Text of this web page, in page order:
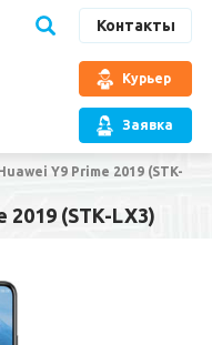
Контакты
Курьер
Заявка
Y9 Prime 2019 (STK-
2019 (STK-LX3)